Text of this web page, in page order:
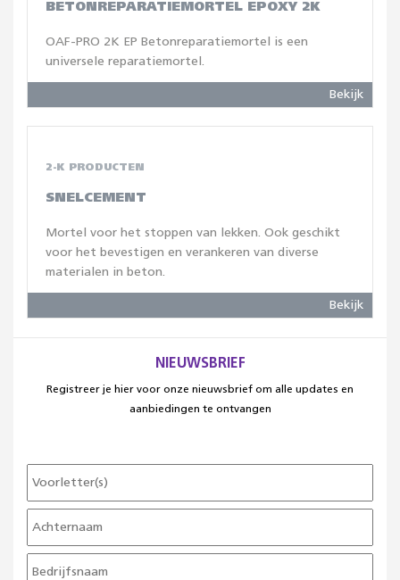
BETONREPARATIEMORTEL EPOXY 2K
OAF-PRO 2K EP Betonreparatiemortel is een
universele reparatiemortel.
Bekijk
2-K PRODUCTEN
SNELCEMENT
Mortel voor het stoppen van lekken. Ook geschikt
voor het bevestigen en verankeren van diverse
materialen in beton.
Bekijk
NIEUWSBRIEF
Registreer je hier voor onze nieuwsbrief om alle updates en
aanbiedingen te ontvangen